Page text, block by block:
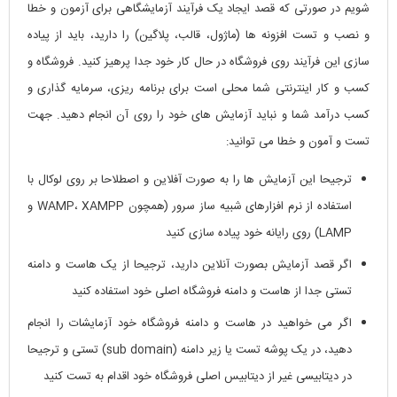
شویم در صورتی که قصد ایجاد یک فرآیند آزمایشگاهی برای آزمون و خطا
و نصب و تست افزونه ها (ماژول، قالب، پلاگین) را دارید، باید از پیاده
سازی این فرآیند روی فروشگاه در حال کار خود جدا پرهیز کنید. فروشگاه و
کسب و کار اینترنتی شما محلی است برای برنامه ریزی، سرمایه گذاری و
کسب درآمد شما و نباید آزمایش های خود را روی آن انجام دهید. جهت
تست و آمون و خطا می توانید:
ترجیحا این آزمایش ها را به صورت آفلاین و اصطلاحا بر روی لوکال با
استفاده از نرم افزارهای شبیه ساز سرور (همچون WAMP، XAMPP و
LAMP) روی رایانه خود پیاده سازی کنید
اگر قصد آزمایش بصورت آنلاین دارید، ترجیحا از یک هاست و دامنه
تستی جدا از هاست و دامنه فروشگاه اصلی خود استفاده کنید
اگر می خواهید در هاست و دامنه فروشگاه خود آزمایشات را انجام
دهید، در یک پوشه تست یا زیر دامنه (sub domain) تستی و ترجیحا
در دیتابیسی غیر از دیتابیس اصلی فروشگاه خود اقدام به تست کنید